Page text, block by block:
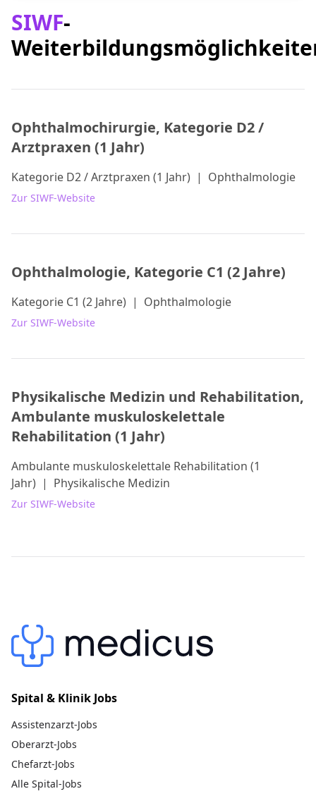
SIWF-
Ophthalmochirurgie, Kategorie D2 /
Arztpraxen (1 Jahr)
Kategorie D2 / Arztpraxen (1 Jahr) | Ophthalmologie
Zur SIWF-Website
Ophthalmologie, Kategorie C1 (2 Jahre)
Kategorie C1 (2 Jahre) | Ophthalmologie
Zur SIWF-Website
Physikalische Medizin und Rehabilitation,
Ambulante muskuloskelettale
Rehabilitation (1 Jahr)
Ambulante muskuloskelettale Rehabilitation (1
Jahr) | Physikalische Medizin
Zur SIWF-Website
Spital & Klinik Jobs
Assistenzarzt-Jobs
Oberarzt-Jobs
Chefarzt-Jobs
Alle Spital-Jobs